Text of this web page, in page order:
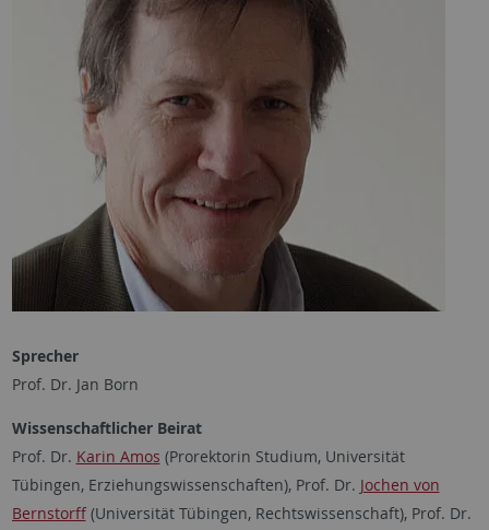
Sprecher
Prof. Dr. Jan Born
Wissenschaftlicher Beirat
Prof. Dr. Karin Amos (Prorektorin Studium, Universität
Tübingen, Erziehungswissenschaften), Prof. Dr. Jochen von
Bernstorff(Universität Tübingen, Rechtswissenschaft), Prof. Dr.